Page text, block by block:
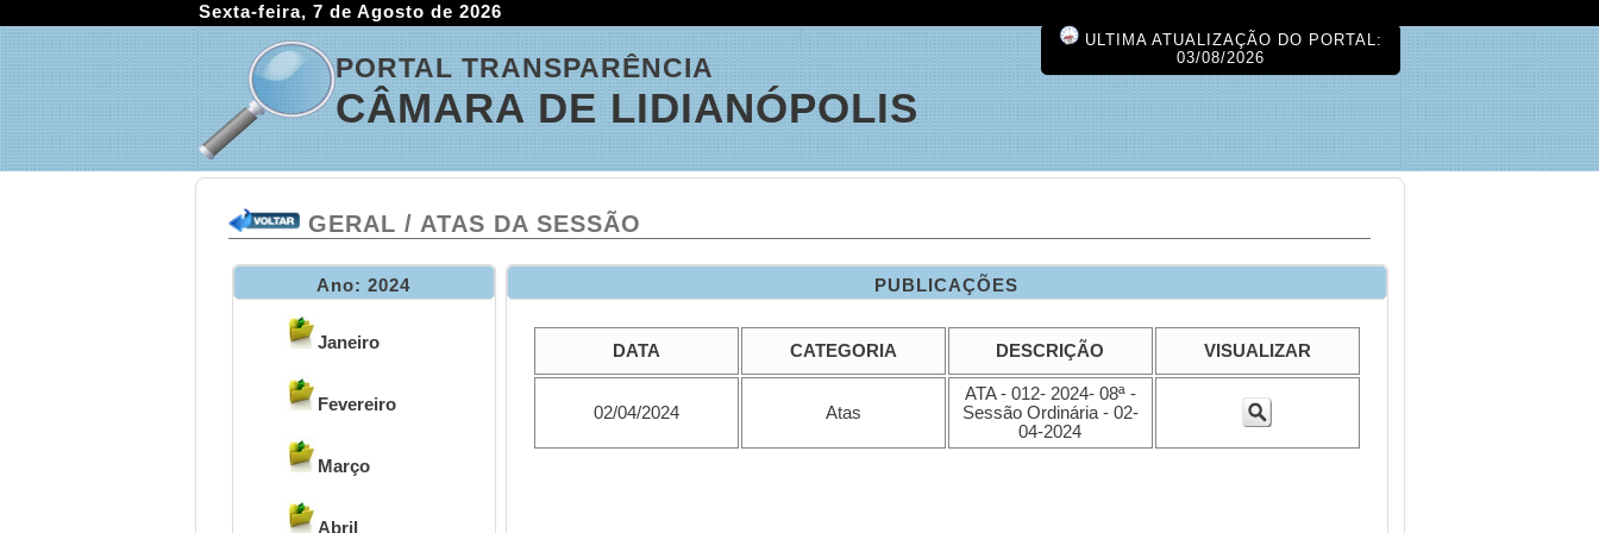
Sexta-feira, 7 de Agosto de 2026
PORTAL TRANSPARÊNCIA
CÂMARA DE LIDIANÓPOLIS
ULTIMA ATUALIZAÇÃO DO PORTAL:
03/08/2026
GERAL / ATAS DA SESSÃO
Ano: 2024
Janeiro
Fevereiro
Março
Abril
PUBLICAÇÕES
DATA CATEGORIA DESCRIÇÃO VISUALIZAR
02/04/2024 Atas
ATA - 012- 2024- 08ª -
Sessão Ordinária - 02-
04-2024